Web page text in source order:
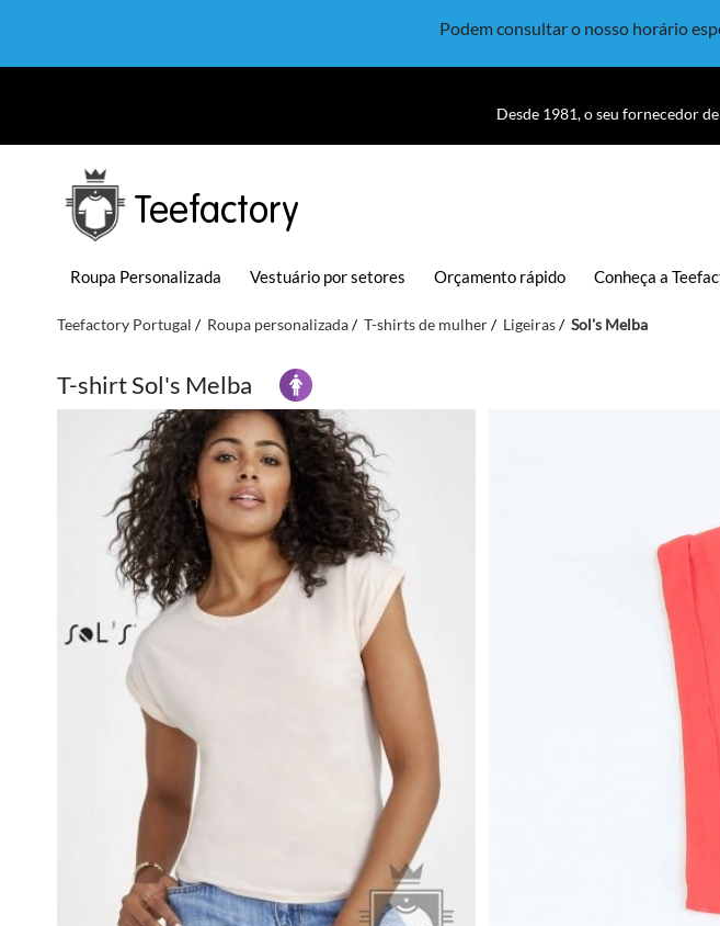
Podem consultar o nosso horário
Desde 1981, o seu fornecedor
Teefactory
Roupa Personalizada Vestuário por setores Orçamento rápido Conheça a
Teefactory Portugal Roupa personalizada T-shirts de mulher Ligeiras Sol's Melba
T-shirt Sol's Melba